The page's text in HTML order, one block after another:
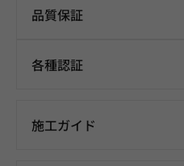
品質保証
各種認証
施工ガイド